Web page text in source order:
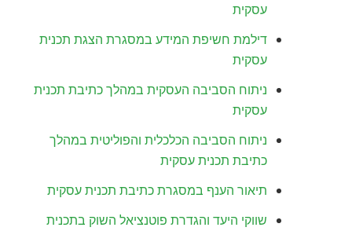
עסקית
דילמת חשיפת המידע במסגרת הצגת תכנית
עסקית
ניתוח הסביבה העסקית במהלך כתיבת תכנית
עסקית
ניתוח הסביבה הכלכלית והפוליטית במהלך
כתיבת תכנית עסקית
תיאור הענף במסגרת כתיבת תכנית עסקית
שווקי היעד והגדרת פוטנציאל השוק בתכנית